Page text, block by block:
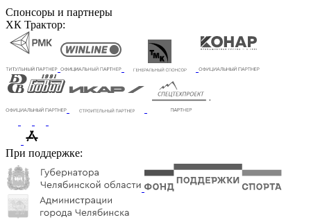
Спонсоры и партнеры
ХК Трактор:
При поддержке: